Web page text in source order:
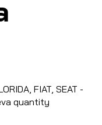
FIAT, SEAT -
quantity